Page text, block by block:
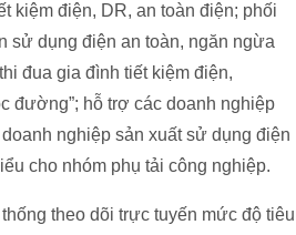
điện, DR, an toàn điện; phối
sử dụng điện an toàn, ngăn ngừa
đua gia đình tiết kiệm điện,
đường”; hỗ trợ các doanh nghiệp
nghiệp sản xuất sử dụng điện
cho nhóm phụ tải công nghiệp.
theo dõi trực tuyến mức độ tiêu